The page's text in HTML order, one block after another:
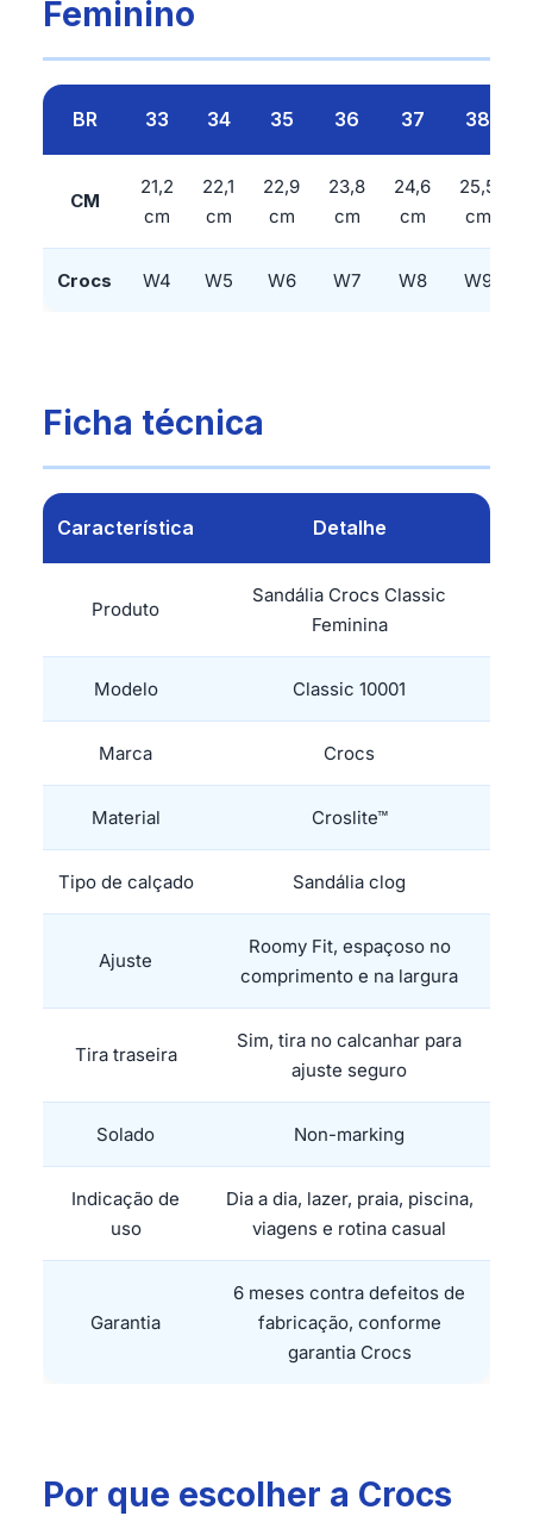
Feminino
BR 33 34 35 36 37 38
CM
21,2
cm
22,1
cm
22,9
cm
23,8
cm
24,6
cm
25,5
cm
Crocs W4 W5 W6 W7 W8 W9
Ficha técnica
Característica Detalhe
Produto
Sandália Crocs Classic
Feminina
Modelo Classic 10001
Marca Crocs
Material Croslite™
Tipo de calçado Sandália clog
Ajuste
Roomy Fit, espaçoso no
comprimento e na largura
Tira traseira
Sim, tira no calcanhar para
ajuste seguro
Solado Non-marking
Indicação de
uso
Dia a dia, lazer, praia, piscina,
viagens e rotina casual
Garantia
6 meses contra defeitos de
fabricação, conforme
garantia Crocs
Por que escolher a Crocs